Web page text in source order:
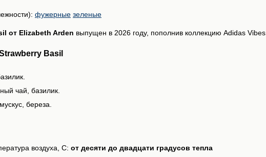
фужерные зеленые
от Elizabeth Arden выпущен в 2026 году, пополнив коллекцию Adidas Vibes.
Basil
чай, базилик.
береза.
воздуха, С: от десяти до двадцати градусов тепла